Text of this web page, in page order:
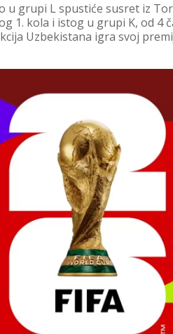
u grupi L spustiće susret iz
1. kola i istog u grupi K, od 4
Uzbekistana igra svoj